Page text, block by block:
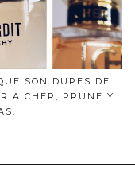
SON DUPES DE
CHER, PRUNE Y